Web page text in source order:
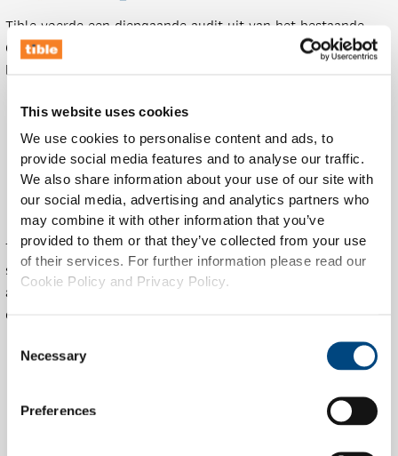
This website uses cookies
We use cookies to personalise content and ads, to
provide social media features and to analyse our traffic.
We also share information about your use of our site with
our social media, advertising and analytics partners who
may combine it with other information that you’ve
provided to them or that they’ve collected from your use
of their services. For further information please read our
Cookie Policy and Privacy Policy.
Selection
Necessary
Preferences
Tible voerde een diepgaande audit uit van het bestaande
CMS (Typo3), gevolgd door meerdere security-analyses. Op
basis daarvan werd het systeem geoptimaliseerd:
en beveiligingspatches
Herontwerp en realisatie van een nieuwe
website met adaptive design
Verbeterde mobiele toegankelijkheid voor
toeristen en bezoekers
Tible nam tevens de volledige hosting, monitoring en
support op zich – waardoor VVV Terschelling één vast
aanspreekpunt kreeg voor techniek, beheer en
ondersteuning.